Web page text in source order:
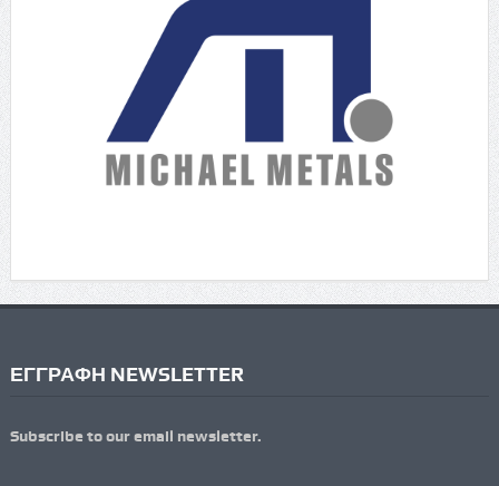
ΕΓΓΡΑΦΗ NEWSLETTER
Subscribe to our email newsletter.